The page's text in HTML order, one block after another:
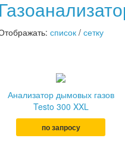
список / сетку
Анализатор дымовых газов
Testo 300 XXL
по запросу